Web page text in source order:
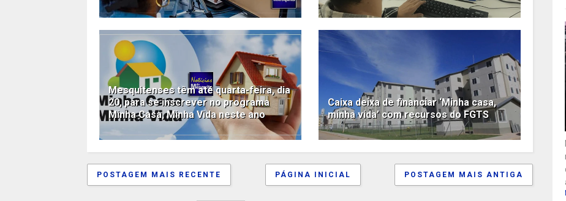
Mesquitenses têm até quarta-feira, dia
20, para se inscrever no programa
Minha Casa, Minha Vida neste ano
Caixa deixa de financiar ‘Minha casa,
minha vida’ com recursos do FGTS
POSTAGEM MAIS RECENTE POSTAGEM MAIS ANTIGA
PÁGINA INICIAL